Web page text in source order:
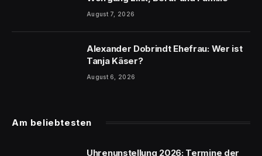
August 7, 2026
Alexander Dobrindt Ehefrau: Wer ist
Tanja Käser?
August 6, 2026
Am beliebtesten
Uhrenunstellung 2026: Termine der